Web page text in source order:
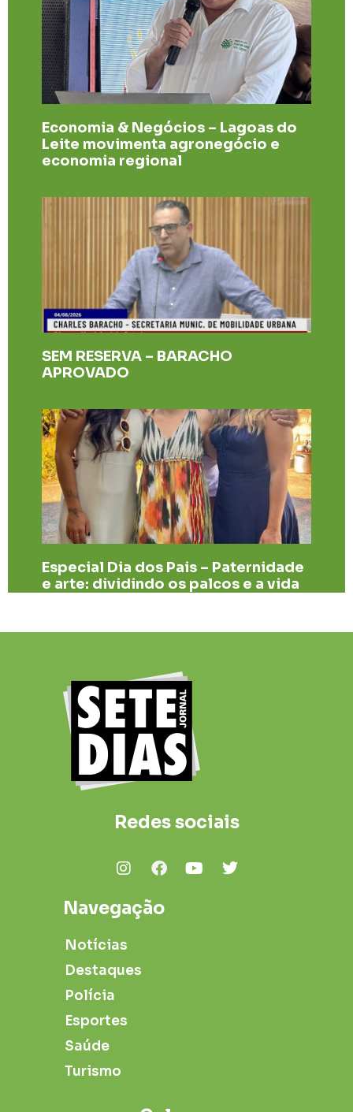
Economia & Negócios – Lagoas do
Leite movimenta agronegócio e
economia regional
SEM RESERVA – BARACHO
APROVADO
Especial Dia dos Pais – Paternidade
e arte: dividindo os palcos e a vida
Redes sociais
Navegação
Notícias
Destaques
Polícia
Esportes
Saúde
Turismo